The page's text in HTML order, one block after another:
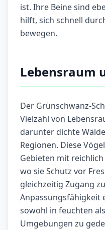
ist. Ihre Beine sind
hilft, sich schnell
bewegen.
Lebensraum
Der Grünschwanz-
Vielzahl von
darunter dichte
Regionen. Diese
Gebieten mit
wo sie Schutz vor
gleichzeitig Zugang
Anpassungsfähigkeit
sowohl in feuchten
Umgebungen zu